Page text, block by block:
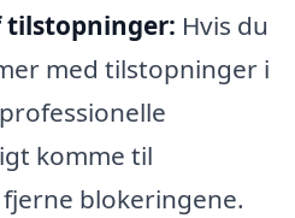
Hvis du
med tilstopninger i
komme til
blokeringene.